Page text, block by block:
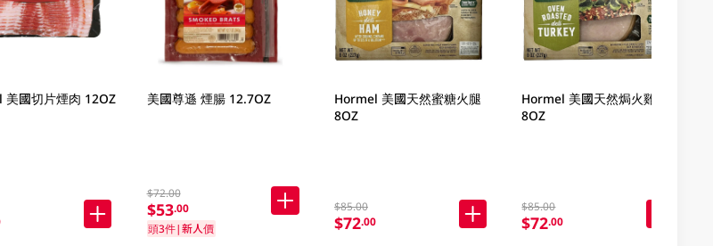
美國切片煙肉 12OZ 美國尊遜 煙腸 12.7OZ
$72.00
$53.00
頭3件|新人價
Hormel 美國天然蜜糖火腿
8OZ
$85.00
$72.00
Hormel 美國天然焗火雞
8OZ
$85.00
$72.00